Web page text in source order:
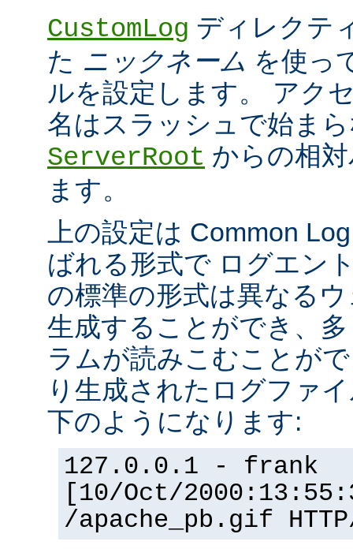
CustomLog ディレクテ
た ニックネーム を使っ
ルを設定します。 アク
名はスラッシュで始ま
ServerRoot からの相
ます。
上の設定は Common
ばれる形式で ログエン
の標準の形式は異なる
生成することができ、
ラムが読みこむことが
り生成されたログファ
下のようになります:
127.0.0.1 - frank
[10/Oct/
/apache_pb.gif